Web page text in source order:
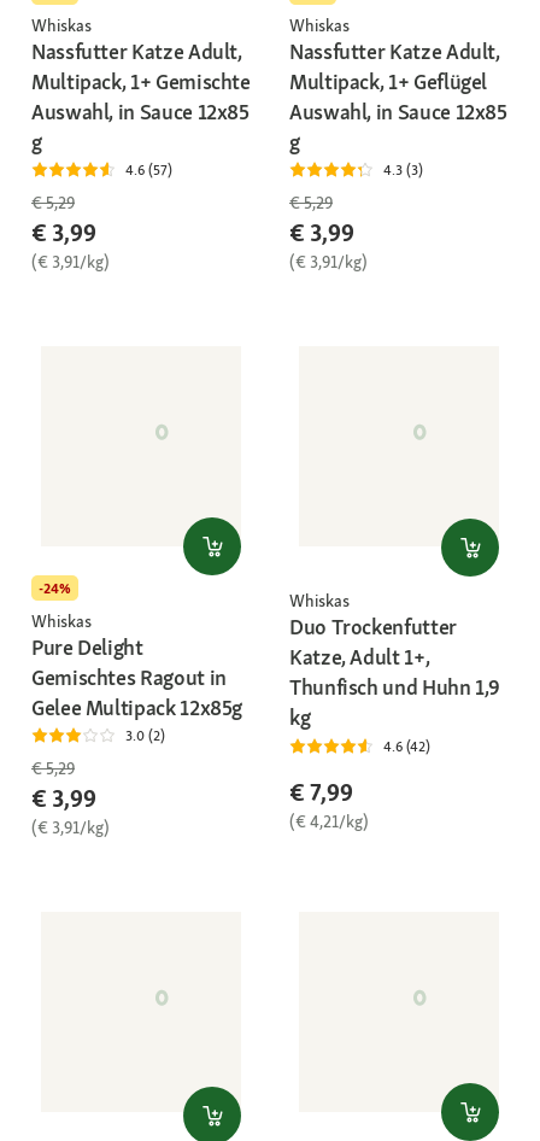
Whiskas
Nassfutter Katze Adult,
Multipack, 1+ Gemischte
Auswahl, in Sauce 12x85
g
4.6 (57)
€ 5,29
€ 3,99
(€ 3,91/kg)
Whiskas
Nassfutter Katze Adult,
Multipack, 1+ Geflügel
Auswahl, in Sauce 12x85
g
4.3 (3)
€ 5,29
€ 3,99
(€ 3,91/kg)
-24%
Whiskas
Pure Delight
Gemischtes Ragout in
Gelee Multipack 12x85g
3.0 (2)
€ 5,29
€ 3,99
(€ 3,91/kg)
Whiskas
Duo Trockenfutter
Katze, Adult 1+,
Thunfisch und Huhn 1,9
kg
4.6 (42)
€ 7,99
(€ 4,21/kg)